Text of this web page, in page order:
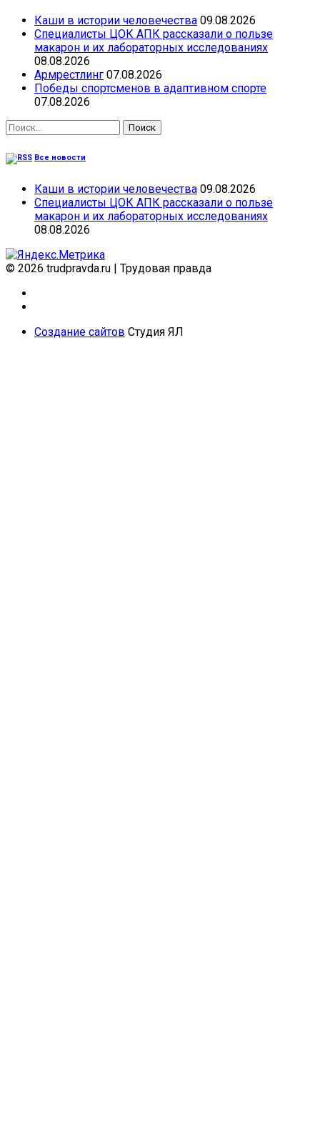
Каши в истории человечества 09.08.2026
Специалисты ЦОК АПК рассказали о пользе
макарон и их лабораторных исследованиях
08.08.2026
Армрестлинг 07.08.2026
Победы спортсменов в адаптивном спорте
07.08.2026
Найти:
Все новости
Каши в истории человечества 09.08.2026
Специалисты ЦОК АПК рассказали о пользе
макарон и их лабораторных исследованиях
08.08.2026
© 2026 trudpravda.ru | Трудовая правда
Создание сайтов Студия ЯЛ